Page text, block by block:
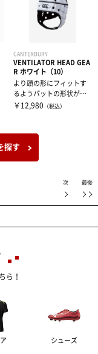
CANTERBURY
VENTILATOR HEAD GEA
R ホワイト（10）
より頭の形にフィットす
るようパットの形状が細
かくなっているカンタベ
￥12,980 （税込）
探す
次 最後
ら！
シューズ